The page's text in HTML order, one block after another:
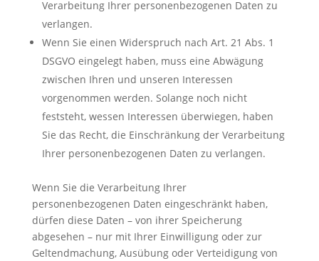
Verarbeitung Ihrer personenbezogenen Daten zu
verlangen.
Wenn Sie einen Widerspruch nach Art. 21 Abs. 1
DSGVO eingelegt haben, muss eine Abwägung
zwischen Ihren und unseren Interessen
vorgenommen werden. Solange noch nicht
feststeht, wessen Interessen überwiegen, haben
Sie das Recht, die Einschränkung der Verarbeitung
Ihrer personenbezogenen Daten zu verlangen.
Wenn Sie die Verarbeitung Ihrer
personenbezogenen Daten eingeschränkt haben,
dürfen diese Daten – von ihrer Speicherung
abgesehen – nur mit Ihrer Einwilligung oder zur
Geltendmachung, Ausübung oder Verteidigung von